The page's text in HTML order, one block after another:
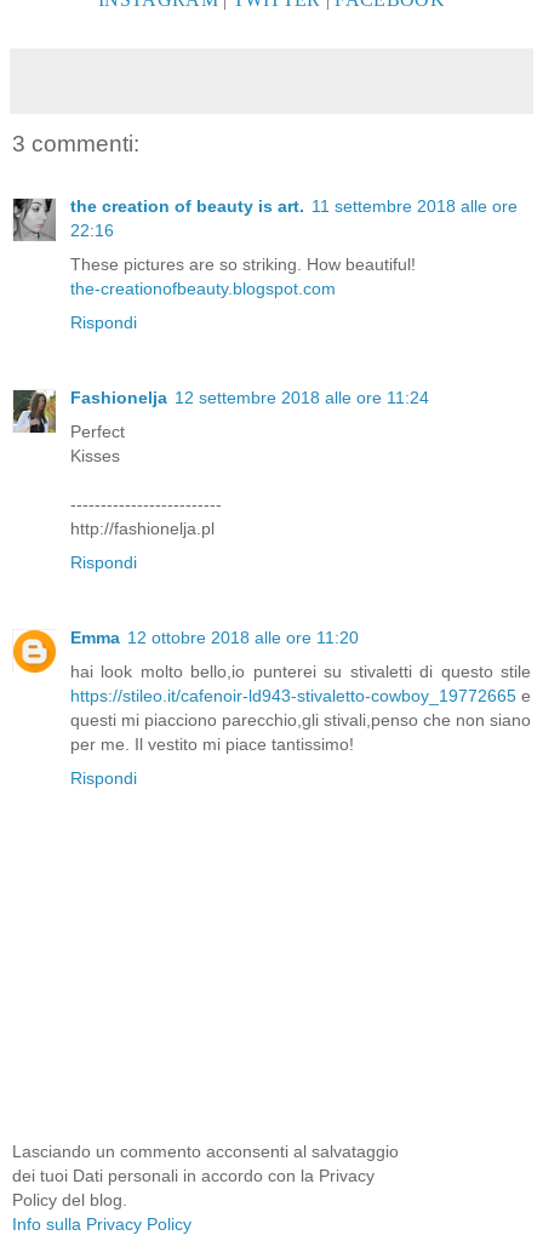
3 commenti:
the creation of beauty is art. 11 settembre 2018 alle ore
22:16
These pictures are so striking. How beautiful!
the-creationofbeauty.blogspot.com
Rispondi
Fashionelja 12 settembre 2018 alle ore 11:24
Perfect
Kisses
-------------------------
http://fashionelja.pl
Rispondi
Emma 12 ottobre 2018 alle ore 11:20
hai look molto bello,io punterei su stivaletti di questo stile
https://stileo.it/cafenoir-ld943-stivaletto-cowboy_19772665 e
questi mi piacciono parecchio,gli stivali,penso che non siano
per me. Il vestito mi piace tantissimo!
Rispondi
Lasciando un commento acconsenti al salvataggio
dei tuoi Dati personali in accordo con la Privacy
Policy del blog.
Info sulla Privacy Policy